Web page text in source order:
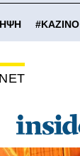
#ΚΑΖΙΝΟ